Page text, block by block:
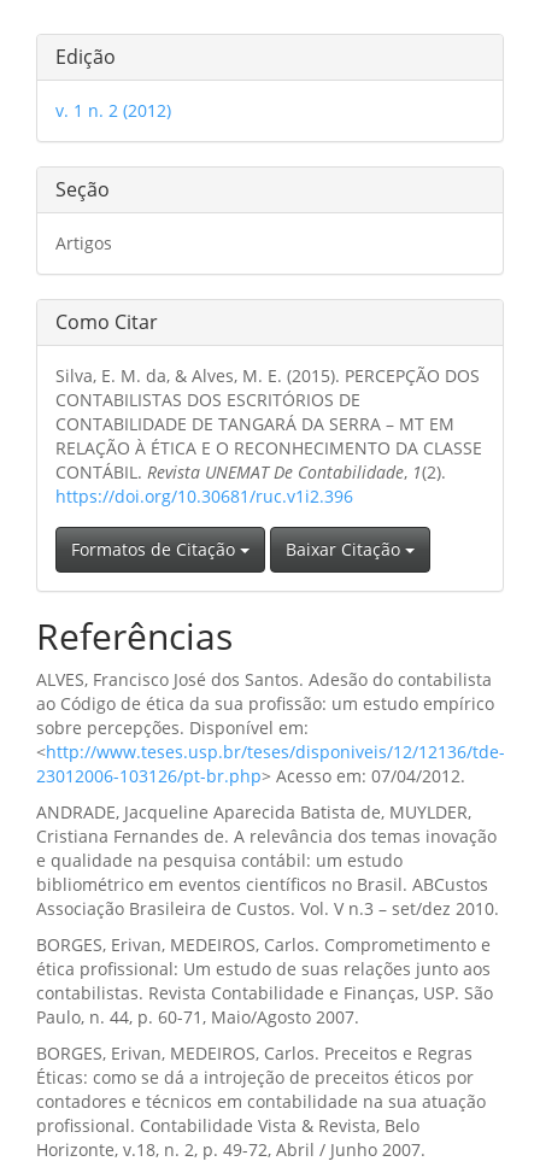
Detalhes
do
artigo
Edição
v. 1 n. 2 (2012)
Seção
Artigos
Como Citar
Silva, E. M. da, & Alves, M. E. (2015). PERCEPÇÃO DOS
CONTABILISTAS DOS ESCRITÓRIOS DE
CONTABILIDADE DE TANGARÁ DA SERRA – MT EM
RELAÇÃO À ÉTICA E O RECONHECIMENTO DA CLASSE
CONTÁBIL. Revista UNEMAT De Contabilidade, 1(2).
https://doi.org/10.30681/ruc.v1i2.396
Formatos de Citação Baixar Citação
Referências
ALVES, Francisco José dos Santos. Adesão do contabilista
ao Código de ética da sua profissão: um estudo empírico
sobre percepções. Disponível em:
<http://www.teses.usp.br/teses/disponiveis/12/12136/tde-
23012006-103126/pt-br.php> Acesso em: 07/04/2012.
ANDRADE, Jacqueline Aparecida Batista de, MUYLDER,
Cristiana Fernandes de. A relevância dos temas inovação
e qualidade na pesquisa contábil: um estudo
bibliométrico em eventos científicos no Brasil. ABCustos
Associação Brasileira de Custos. Vol. V n.3 – set/dez 2010.
BORGES, Erivan, MEDEIROS, Carlos. Comprometimento e
ética profissional: Um estudo de suas relações junto aos
contabilistas. Revista Contabilidade e Finanças, USP. São
Paulo, n. 44, p. 60-71, Maio/Agosto 2007.
BORGES, Erivan, MEDEIROS, Carlos. Preceitos e Regras
Éticas: como se dá a introjeção de preceitos éticos por
contadores e técnicos em contabilidade na sua atuação
profissional. Contabilidade Vista & Revista, Belo
Horizonte, v.18, n. 2, p. 49-72, Abril / Junho 2007.